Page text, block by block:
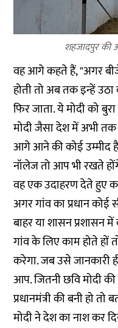
शहजादपुर की
वह आगे कहते हैं, "अगर
होती तो अब तक इन्हें उठा
फिर जाता. ये मोदी को
मोदी जैसा देश में अभी तक
आगे आने की कोई उम्मीद
नॉलेज तो आप भी रखते
वह एक उदाहरण देते हुए
अगर गांव का प्रधान कोई
बाहर या शासन प्रशासन
गांव के लिए काम होते हों
करेगा. जब उसे जानकारी
आप. जितनी छवि मोदी
प्रधानमंत्री की बनी हो
मोदी ने देश का नाश कर